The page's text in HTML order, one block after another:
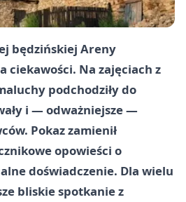
będzińskiej Areny
ciekawości. Na zajęciach z
podchodziły do
i — odważniejsze —
Pokaz zamienił
opowieści o
doświadczenie. Dla wielu
bliskie spotkanie z